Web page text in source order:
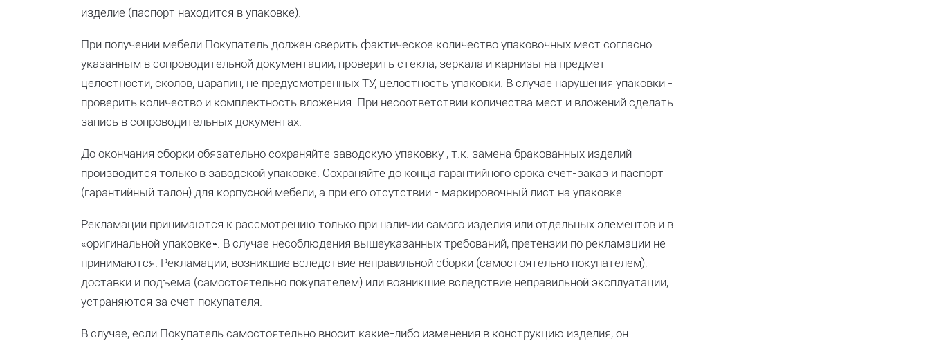
изделие (паспорт находится в упаковке).
При получении мебели Покупатель должен сверить фактическое количество упаковочных мест согласно
указанным в сопроводительной документации, проверить стекла, зеркала и карнизы на предмет
целостности, сколов, царапин, не предусмотренных ТУ, целостность упаковки. В случае нарушения упаковки -
проверить количество и комплектность вложения. При несоответствии количества мест и вложений сделать
запись в сопроводительных документах.
До окончания сборки обязательно сохраняйте заводскую упаковку , т.к. замена бракованных изделий
производится только в заводской упаковке. Сохраняйте до конца гарантийного срока счет-заказ и паспорт
(гарантийный талон) для корпусной мебели, а при его отсутствии - маркировочный лист на упаковке.
Рекламации принимаются к рассмотрению только при наличии самого изделия или отдельных элементов и в
«оригинальной упаковке». В случае несоблюдения вышеуказанных требований, претензии по рекламации не
принимаются. Рекламации, возникшие вследствие неправильной сборки (самостоятельно покупателем),
доставки и подъема (самостоятельно покупателем) или возникшие вследствие неправильной эксплуатации,
устраняются за счет покупателя.
В случае, если Покупатель самостоятельно вносит какие-либо изменения в конструкцию изделия, он